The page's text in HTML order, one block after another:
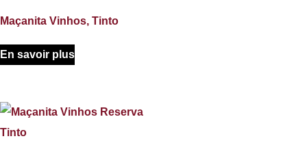
Maçanita Vinhos, Tinto
En savoir plus